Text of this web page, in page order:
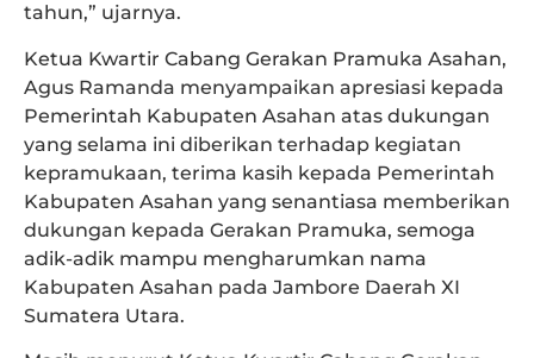
tahun,” ujarnya.
Ketua Kwartir Cabang Gerakan Pramuka Asahan,
Agus Ramanda menyampaikan apresiasi kepada
Pemerintah Kabupaten Asahan atas dukungan
yang selama ini diberikan terhadap kegiatan
kepramukaan, terima kasih kepada Pemerintah
Kabupaten Asahan yang senantiasa memberikan
dukungan kepada Gerakan Pramuka, semoga
adik-adik mampu mengharumkan nama
Kabupaten Asahan pada Jambore Daerah XI
Sumatera Utara.